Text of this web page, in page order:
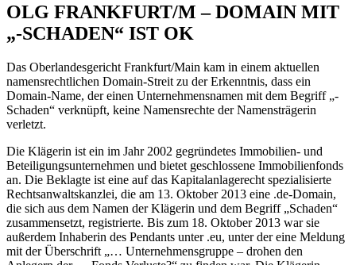
OLG FRANKFURT/M – DOMAIN MIT
„-SCHADEN“ IST OK
Das Oberlandesgericht Frankfurt/Main kam in einem aktuellen
namensrechtlichen Domain-Streit zu der Erkenntnis, dass ein
Domain-Name, der einen Unternehmensnamen mit dem Begriff „-
Schaden“ verknüpft, keine Namensrechte der Namensträgerin
verletzt.
Die Klägerin ist ein im Jahr 2002 gegründetes Immobilien- und
Beteiligungsunternehmen und bietet geschlossene Immobilienfonds
an. Die Beklagte ist eine auf das Kapitalanlagerecht spezialisierte
Rechtsanwaltskanzlei, die am 13. Oktober 2013 eine .de-Domain,
die sich aus dem Namen der Klägerin und dem Begriff „Schaden“
zusammensetzt, registrierte. Bis zum 18. Oktober 2013 war sie
außerdem Inhaberin des Pendants unter .eu, unter der eine Meldung
mit der Überschrift „… Unternehmensgruppe – drohen den